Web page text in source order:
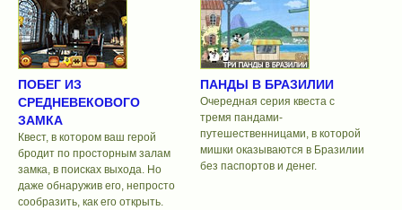
ПОБЕГ ИЗ
СРЕДНЕВЕКОВОГО
ЗАМКА
Квест, в котором ваш герой
бродит по просторным залам
замка, в поисках выхода. Но
даже обнаружив его, непросто
сообразить, как его открыть.
ПАНДЫ В БРАЗИЛИИ
Очередная серия квеста с
тремя пандами-
путешественницами, в которой
мишки оказываются в Бразилии
без паспортов и денег.